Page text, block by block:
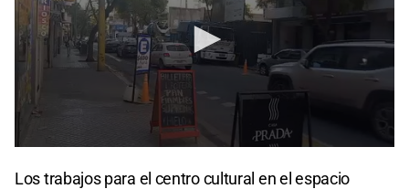
Los trabajos para el centro cultural en el espacio